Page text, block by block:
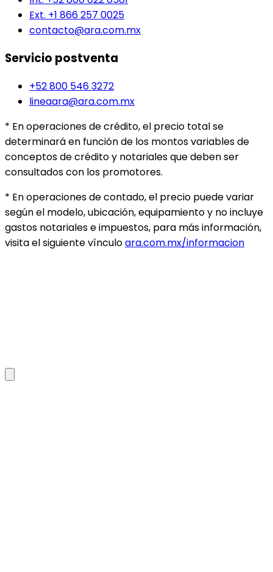
Ext. +1 866 257 0025
contacto@ara.com.mx
Servicio postventa
+52 800 546 3272
lineaara@ara.com.mx
* En operaciones de crédito, el precio total se
determinará en función de los montos variables de
conceptos de crédito y notariales que deben ser
consultados con los promotores.
* En operaciones de contado, el precio puede variar
según el modelo, ubicación, equipamiento y no incluye
gastos notariales e impuestos, para más información,
visita el siguiente vínculoara.com.mx/informacion